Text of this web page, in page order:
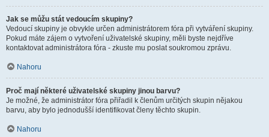
Jak se můžu stát vedoucím skupiny?
Vedoucí skupiny je obvykle určen administrátorem fóra při vytváření skupiny.
Pokud máte zájem o vytvoření uživatelské skupiny, měli byste nejdříve
kontaktovat administrátora fóra - zkuste mu poslat soukromou zprávu.
Nahoru
Proč mají některé uživatelské skupiny jinou barvu?
Je možné, že administrátor fóra přiřadil k členům určitých skupin nějakou
barvu, aby bylo jednodušší identifikovat členy těchto skupin.
Nahoru